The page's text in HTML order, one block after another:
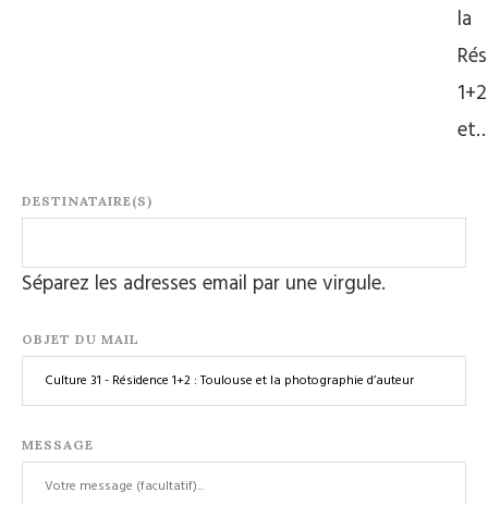
la
1+2
DESTINATAIRE(S)
Séparez les adresses email par une virgule.
OBJET DU MAIL
MESSAGE